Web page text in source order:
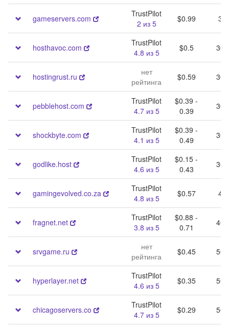
gameservers.com
TrustPilot
2 из 5
$0.99 30
hosthavoc.com
TrustPilot
4.8 из 5
$0.5 30
hostingrust.ru
нет
рейтинга
$0.59 30
pebblehost.com
TrustPilot
4.7 из 5
$0.39 -
0.39
30
shockbyte.com
TrustPilot
4.1 из 5
$0.39 -
0.49
30
godlike.host
TrustPilot
4.6 из 5
$0.15 -
0.43
30
gamingevolved.co.za
TrustPilot
4.8 из 5
$0.57 40
fragnet.net
TrustPilot
3.8 из 5
$0.88 -
0.71
40
srvgame.ru
нет
рейтинга
$0.45 50
hyperlayer.net
TrustPilot
4.6 из 5
$0.35 50
chicagoservers.co
TrustPilot
4.7 из 5
$0.29 50